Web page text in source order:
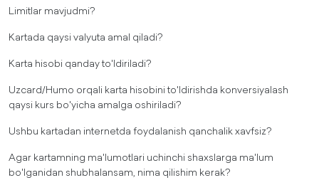
Limitlar mavjudmi?
Kartada qaysi valyuta amal qiladi?
Karta hisobi qanday to'ldiriladi?
Uzcard/Humo orqali karta hisobini to'ldirishda konversiyalash
qaysi kurs bo'yicha amalga oshiriladi?
Ushbu kartadan internetda foydalanish qanchalik xavfsiz?
Agar kartamning ma'lumotlari uchinchi shaxslarga ma'lum
bo'lganidan shubhalansam, nima qilishim kerak?